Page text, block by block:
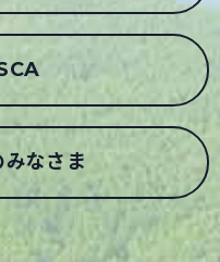
なさま